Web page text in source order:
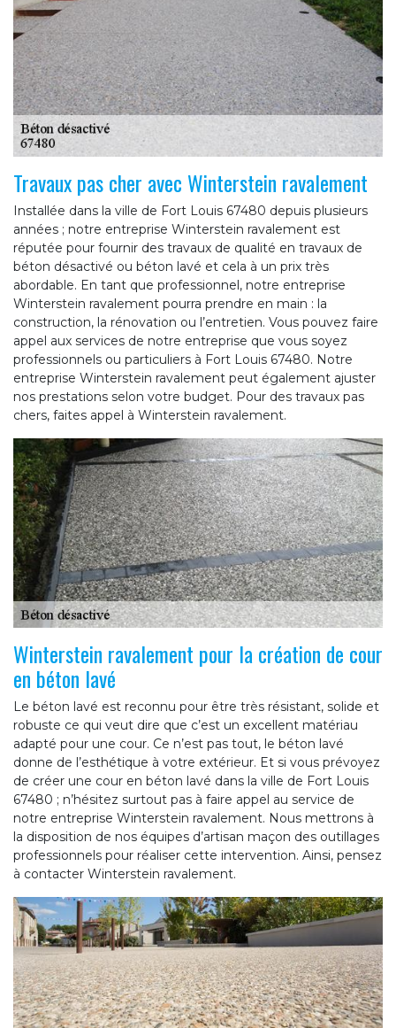
Travaux pas cher avec Winterstein ravalement
Installée dans la ville de Fort Louis 67480 depuis plusieurs
années ; notre entreprise Winterstein ravalement est
réputée pour fournir des travaux de qualité en travaux de
béton désactivé ou béton lavé et cela à un prix très
abordable. En tant que professionnel, notre entreprise
Winterstein ravalement pourra prendre en main : la
construction, la rénovation ou l’entretien. Vous pouvez faire
appel aux services de notre entreprise que vous soyez
professionnels ou particuliers à Fort Louis 67480. Notre
entreprise Winterstein ravalement peut également ajuster
nos prestations selon votre budget. Pour des travaux pas
chers, faites appel à Winterstein ravalement.
Winterstein ravalement pour la création de cour
en béton lavé
Le béton lavé est reconnu pour être très résistant, solide et
robuste ce qui veut dire que c’est un excellent matériau
adapté pour une cour. Ce n’est pas tout, le béton lavé
donne de l’esthétique à votre extérieur. Et si vous prévoyez
de créer une cour en béton lavé dans la ville de Fort Louis
67480 ; n’hésitez surtout pas à faire appel au service de
notre entreprise Winterstein ravalement. Nous mettrons à
la disposition de nos équipes d’artisan maçon des outillages
professionnels pour réaliser cette intervention. Ainsi, pensez
à contacter Winterstein ravalement.